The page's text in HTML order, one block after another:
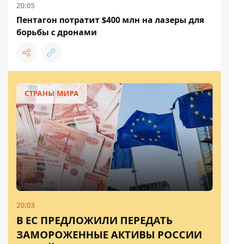
20:05
Пентагон потратит $400 млн на лазеры для
борьбы с дронами
СТРАНЫ МИРА
20:03
В ЕС ПРЕДЛОЖИЛИ ПЕРЕДАТЬ
ЗАМОРОЖЕННЫЕ АКТИВЫ РОССИИ